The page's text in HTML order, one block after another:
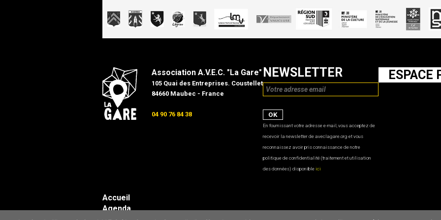
Association A.V.E.C. "La Gare"
105 Quai des Entreprises. Coustellet
84660 Maubec - France
04 90 76 84 38
NEWSLETTER
En fournissant votre adresse e-mail, vous acceptez de
recevoir la newsletter de aveclagare.org et vous
reconnaissez avoir pris connaissance de notre
politique de confidentialité (traitement et utilisation
des données) disponibleici
ESPACE
Accueil
Agenda